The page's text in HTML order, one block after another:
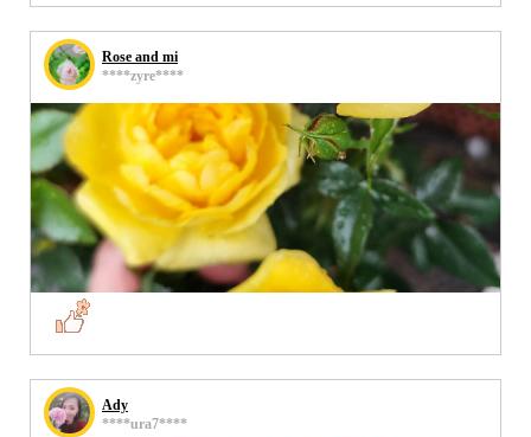
Rose and mi
****zyre****
Ady
****ura7****